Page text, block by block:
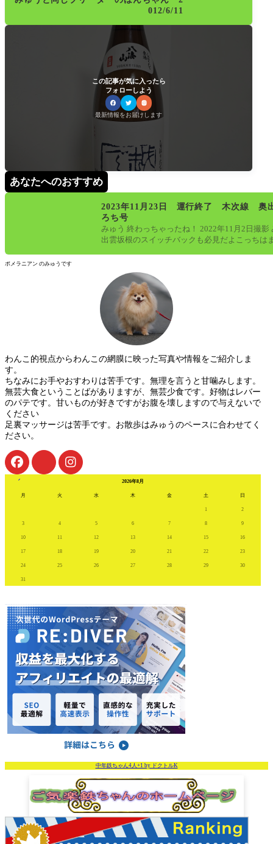
012/6/11
この記事が気に入ったら
フォローしよう
最新情報をお届けします
ポメラニアン のみゅうです
わんこ的視点からわんこの網膜に映った写真や情報をご紹介しま
す。
ちなみにお手やおすわりは苦手です。無理を言うと甘噛みします。
無芸大食ということばがありますが、無芸少食です。好物はレバー
のパテです。甘いものが好きですがお腹を壊しますので与えないで
ください
足裏マッサージは苦手です。お散歩はみゅうのペースに合わせてく
ださい。
2026年8月
月 火 水 木 金 土 日
1 2
3 4 5 6 7 8 9
10 11 12 13 14 15 16
17 18 19 20 21 22 23
24 25 26 27 28 29 30
31
中年鉄ちゃん4人+1 by ドクトルK
あなたへのおすすめ
2023年11月23日 運行終了 木次線 奥
ろち号
みゅう 終わっちゃったね！ 2022年11月2日撮影
出雲坂根のスイッチバックも必見だよこっちは